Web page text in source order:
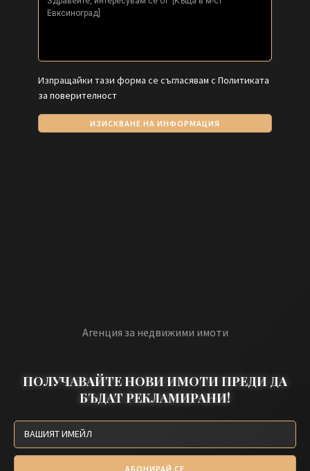
Изпращайки тази форма се съгласявам с Политиката
за поверителност
ИЗИСКВАНЕ НА ИНФОРМАЦИЯ
Агенция за недвижими имоти
ПОЛУЧАВАЙТЕ НОВИ ИМОТИ ПРЕДИ ДА
БЪДАТ РЕКЛАМИРАНИ!
АБОНИРАЙ СЕ